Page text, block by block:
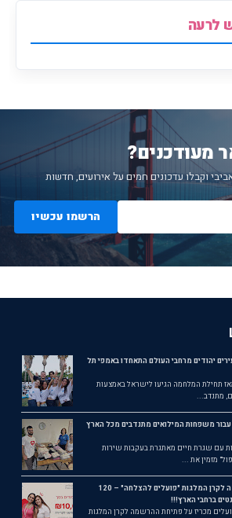
לרעה
מעודכנים?
וקבלו עדכונים חמים על אירועים, חדשות
הרשמו עכשיו
של הקיץ": 1,700 צעירים יהודים מרחבי העולם התאחדו באמפי תל
מאז תחילת המלחמה הגיעו לישראל באמצעות
משפחות המילואים מתנדבים מכל הארץ
עם שגרת חיים מאתגרת בעקבות שירות
מזמין את ...
בנק הפועלים פותח את ההרשמה לקרן המלגות "פועלים להצלחה" – 120
מכריז על פתיחת ההרשמה לקרן המלגות